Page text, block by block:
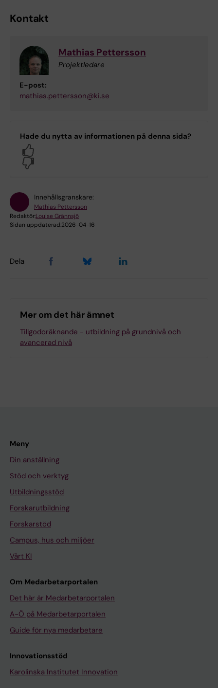
Kontakt
Mathias Pettersson
Projektledare
E-post:
mathias.pettersson@ki.se
Hade du nytta av informationen på denna sida?
Innehållsgranskare:
Mathias Pettersson
Redaktör:Louise Grännsjö
Sidan uppdaterad:2026-04-16
Dela
Mer om det här ämnet
Tillgodoräknande - utbildning på grundnivå och
avancerad nivå
Meny
Din anställning
Stöd och verktyg
Utbildningsstöd
Forskarutbildning
Forskarstöd
Campus, hus och miljöer
Vårt KI
Om Medarbetarportalen
Det här är Medarbetarportalen
A-Ö på Medarbetarportalen
Guide för nya medarbetare
Innovationsstöd
Karolinska Institutet Innovation